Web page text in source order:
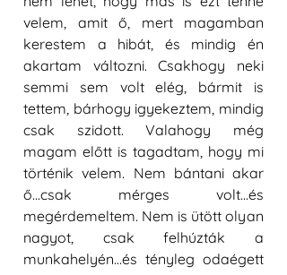
velem, amit ő, mert magamban
kerestem a hibát, és mindig én
akartam változni. Csakhogy neki
semmi sem volt elég, bármit is
tettem, bárhogy igyekeztem, mindig
csak szidott. Valahogy még
magam előtt is tagadtam, hogy mi
történik velem. Nem bántani akar
ő...csak mérges volt...és
megérdemeltem. Nem is ütött olyan
nagyot, csak felhúzták a
munkahelyén...és tényleg odaégett